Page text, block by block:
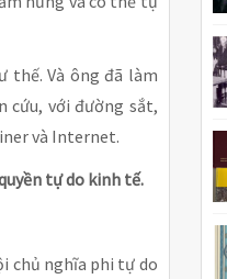
thế. Và ông đã làm
cứu, với đường sắt,
và Internet.
tự do kinh tế.
chủ nghĩa phi tự do